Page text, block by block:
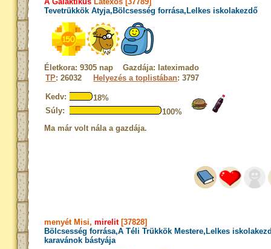
Tevetrükkök Atyja,Bölcsesség forrása,Lelkes iskolakezdő
Életkora: 9305 nap Gazdája: lateximado
TP: 26032 Helyezés a toplistában: 3797
Kedv:
18%
Súly:
100%
Ma már volt nála a gazdája.
menyét Misi,mirelit[37828]
Bölcsesség forrása,A Téli Trükkök Mestere,Lelkes
karavánok bástyája